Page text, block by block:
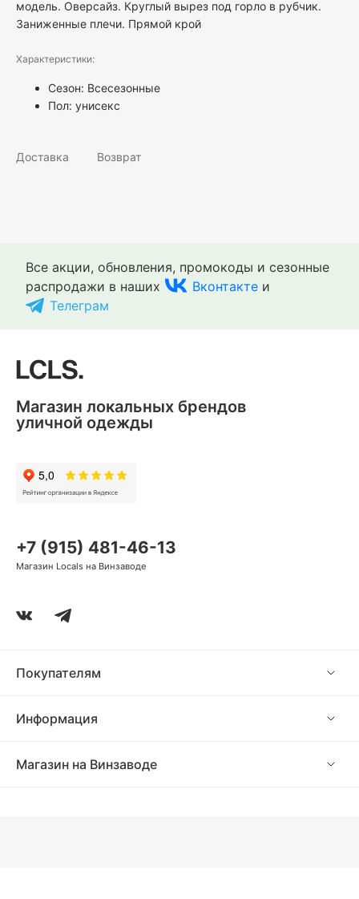
модель. Оверсайз. Круглый вырез под горло в рубчик.
Заниженные плечи. Прямой крой
Характеристики:
Сезон: Всесезонные
Пол: унисекс
Доставка Возврат
Все акции, обновления, промокоды и сезонные
распродажи в наших
Вконтакте и
Телеграм
Покупателям
Информация
Магазин на Винзаводе
+7 (915) 481-46-13
Магазин Locals на Винзаводе
Магазин локальных брендов
уличной одежды